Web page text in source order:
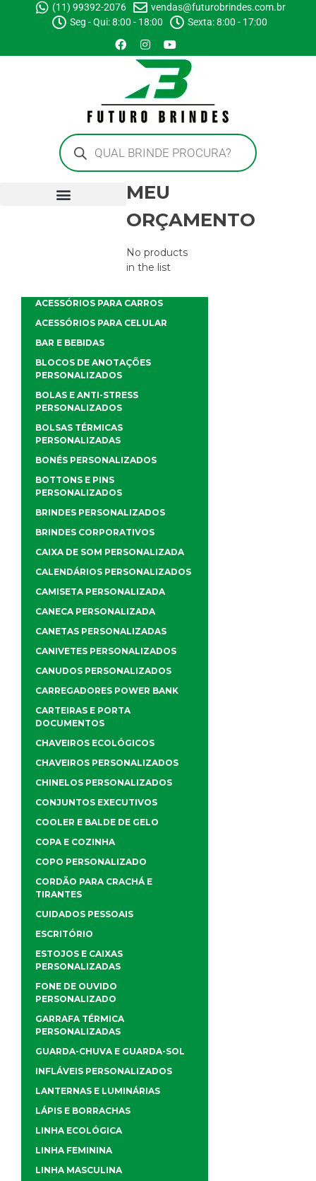
(11) 99392-2076
vendas@futurobrindes.com.br
Seg - Qui: 8:00 - 18:00
Sexta: 8:00 - 17:00
MEU
ORÇAMENTO
No products
in the list
ACESSÓRIOS PARA CARROS
ACESSÓRIOS PARA CELULAR
BAR E BEBIDAS
BLOCOS DE ANOTAÇÕES
PERSONALIZADOS
BOLAS E ANTI-STRESS
PERSONALIZADOS
BOLSAS TÉRMICAS
PERSONALIZADAS
BONÉS PERSONALIZADOS
BOTTONS E PINS
PERSONALIZADOS
BRINDES PERSONALIZADOS
BRINDES CORPORATIVOS
CAIXA DE SOM PERSONALIZADA
CALENDÁRIOS PERSONALIZADOS
CAMISETA PERSONALIZADA
CANECA PERSONALIZADA
CANETAS PERSONALIZADAS
CANIVETES PERSONALIZADOS
CANUDOS PERSONALIZADOS
CARREGADORES POWER BANK
CARTEIRAS E PORTA
DOCUMENTOS
CHAVEIROS ECOLÓGICOS
CHAVEIROS PERSONALIZADOS
CHINELOS PERSONALIZADOS
CONJUNTOS EXECUTIVOS
COOLER E BALDE DE GELO
COPA E COZINHA
COPO PERSONALIZADO
CORDÃO PARA CRACHÁ E
TIRANTES
CUIDADOS PESSOAIS
ESCRITÓRIO
ESTOJOS E CAIXAS
PERSONALIZADAS
FONE DE OUVIDO
PERSONALIZADO
GARRAFA TÉRMICA
PERSONALIZADAS
GUARDA-CHUVA E GUARDA-SOL
INFLÁVEIS PERSONALIZADOS
LANTERNAS E LUMINÁRIAS
LÁPIS E BORRACHAS
LINHA ECOLÓGICA
LINHA FEMININA
LINHA MASCULINA